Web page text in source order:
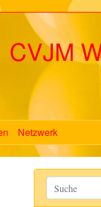
CVJM
Netzwerk